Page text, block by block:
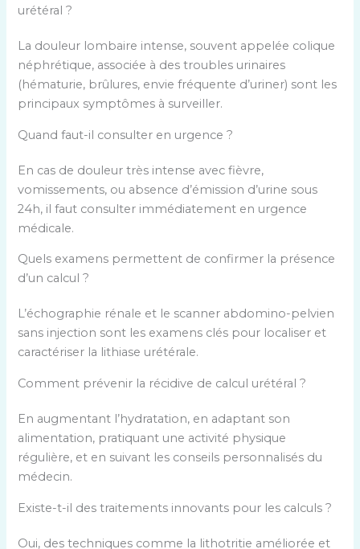
urétéral ?
La douleur lombaire intense, souvent appelée colique
néphrétique, associée à des troubles urinaires
(hématurie, brûlures, envie fréquente d’uriner) sont les
principaux symptômes à surveiller.
Quand faut-il consulter en urgence ?
En cas de douleur très intense avec fièvre,
vomissements, ou absence d’émission d’urine sous
24h, il faut consulter immédiatement en urgence
médicale.
Quels examens permettent de confirmer la présence
d’un calcul ?
L’échographie rénale et le scanner abdomino-pelvien
sans injection sont les examens clés pour localiser et
caractériser la lithiase urétérale.
Comment prévenir la récidive de calcul urétéral ?
En augmentant l’hydratation, en adaptant son
alimentation, pratiquant une activité physique
régulière, et en suivant les conseils personnalisés du
médecin.
Existe-t-il des traitements innovants pour les calculs ?
Oui, des techniques comme la lithotritie améliorée et